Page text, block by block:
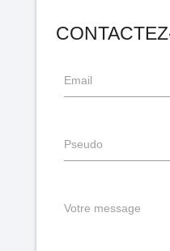
Email
Pseudo
Votre message